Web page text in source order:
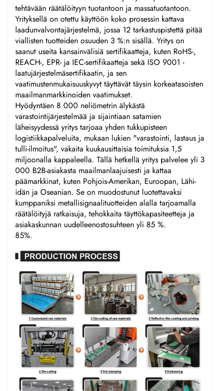
tehtävään räätälöityyn tuotantoon ja massatuotantoon.
Yrityksellä on otettu käyttöön koko prosessin kattava
laadunvalvontajärjestelmä, jossa 12 tarkastuspistettä pitää
viallisten tuotteiden osuuden 3 %:n sisällä. Yritys on
saanut useita kansainvälisiä sertifikaatteja, kuten RoHS-,
REACH-, EPR- ja IEC-sertifikaatteja sekä ISO 9001 -
laatujärjestelmäsertifikaatin, ja sen
vaatimustenmukaisuuskyvyt täyttävät täysin korkeatasoisten
maailmanmarkkinoiden vaatimukset.
Hyödyntäen 8 000 neliömetrin älykästä
varastointijärjestelmää ja sijaintiaan satamien
läheisyydessä yritys tarjoaa yhden tukkupisteen
logistiikkapalveluita, mukaan lukien "varastointi, lastaus ja
tulli-ilmoitus", vakaita kuukausittaisia toimituksia 1,5
miljoonalla kappaleella. Tällä hetkellä yritys palvelee yli 3
000 B2B-asiakasta maailmanlaajuisesti ja kattaa
päämarkkinat, kuten Pohjois-Amerikan, Euroopan, Lähi-
idän ja Oseanian. Se on muodostunut luotettavaksi
kumppaniksi metallisignaalituotteiden alalla tarjoamalla
räätälöityjä ratkaisuja, tehokkaita täyttökapasiteetteja ja
asiakaskunnan uudelleenostosuhteen yli 85 %.
85%.